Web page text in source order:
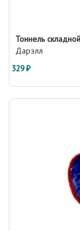
Тоннель
Дарэлл
329 ₽